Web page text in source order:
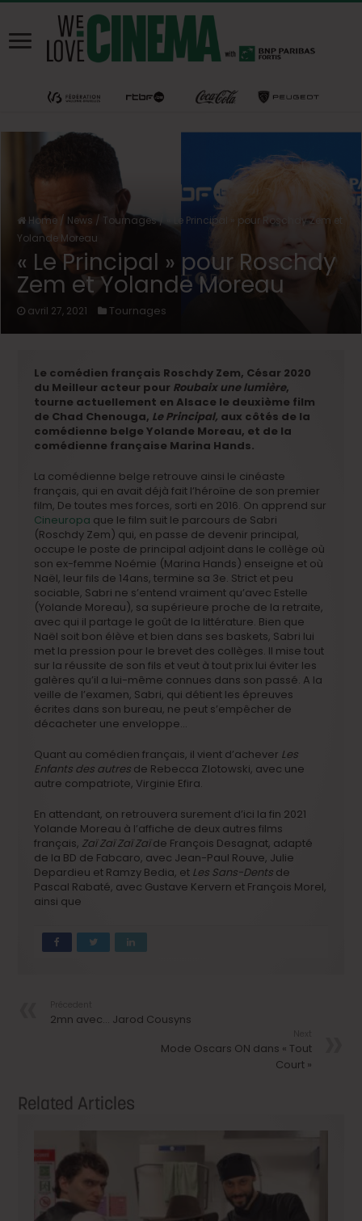
Home / News / Tournages/
« Le Principal » pour Roschdy Zem et
Yolande Moreau
« Le Principal » pour Roschdy
Zem et Yolande Moreau
avril 27, 2021 Tournages
Le comédien français Roschdy Zem, César 2020
du Meilleur acteur pour Roubaix une lumière,
tourne actuellement en Alsace le deuxième film
de Chad Chenouga, Le Principal, aux côtés de la
comédienne belge Yolande Moreau, et de la
comédienne française Marina Hands.
La comédienne belge retrouve ainsi le cinéaste
français, qui en avait déjà fait l’héroïne de son premier
film, De toutes mes forces, sorti en 2016. On apprend sur
Cineuropa que le film suit le parcours de Sabri
(Roschdy Zem) qui, en passe de devenir principal,
occupe le poste de principal adjoint dans le collège où
son ex-femme Noémie (Marina Hands) enseigne et où
Naël, leur fils de 14ans, termine sa 3e. Strict et peu
sociable, Sabri ne s’entend vraiment qu’avec Estelle
(Yolande Moreau), sa supérieure proche de la retraite,
avec qui il partage le goût de la littérature. Bien que
Naël soit bon élève et bien dans ses baskets, Sabri lui
met la pression pour le brevet des collèges. Il mise tout
sur la réussite de son fils et veut à tout prix lui éviter les
galères qu’il a lui-même connues dans son passé. A la
veille de l’examen, Sabri, qui détient les épreuves
écrites dans son bureau, ne peut s’empêcher de
décacheter une enveloppe…
Quant au comédien français, il vient d’achever Les
Enfants des autres de Rebecca Zlotowski, avec une
autre compatriote, Virginie Efira.
En attendant, on retrouvera surement d’ici la fin 2021
Yolande Moreau à l’affiche de deux autres films
français, Zaï Zaï Zaï Zaïde François Desagnat, adapté
de la BD de Fabcaro, avec Jean-Paul Rouve, Julie
Depardieu et Ramzy Bedia, et Les Sans-Dents de
Pascal Rabaté, avec Gustave Kervern et François Morel,
ainsi que
2mn avec… Jarod Cousyns
Mode Oscars ON dans « Tout
Court »
Related Articles